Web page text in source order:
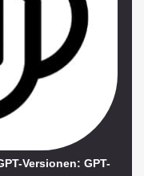
Versionen: GPT-